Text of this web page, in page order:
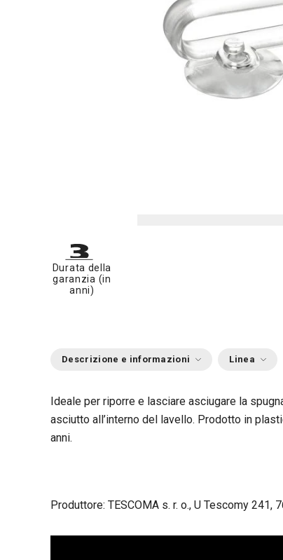
Durata della
garanzia (in
anni)
Descrizione e informazioni Linea
Ideale per riporre e lasciare asciugare la
asciutto all’interno del lavello. Prodotto in
anni.
Produttore: TESCOMA s. r. o., U Tescomy 241,